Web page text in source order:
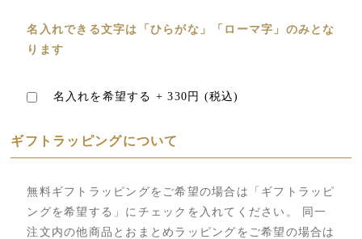
名入れを希望する +330円 (税込)
名入れできる文字は「ひらがな」「ローマ字」のみとな
ります
ギフトラッピングについて
無料ギフトラッピングをご希望の場合は「ギフトラッピ
ングを希望する」にチェックを入れてください。 同一
注文内の他商品とおまとめラッピングをご希望の場合は